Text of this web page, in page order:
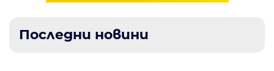
Последни новини